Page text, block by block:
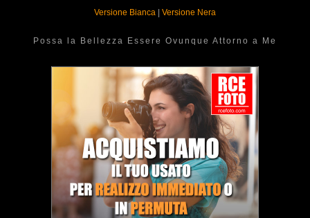
Versione Bianca
Versione Nera
Possa la Bellezza Essere Ovunque Attorno a Me